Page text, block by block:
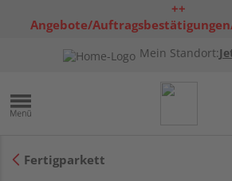
++
Angebote/
Mein Standort:
Fertigparkett